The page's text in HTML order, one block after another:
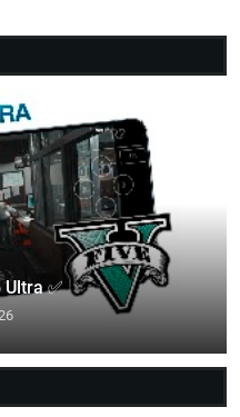
Ultra ✅